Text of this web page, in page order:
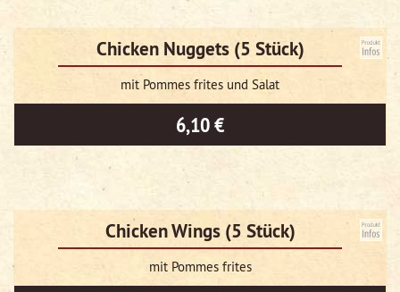
Chicken Nuggets (5 Stück)
mit Pommes frites und Salat
6,10 €
Chicken Wings (5 Stück)
mit Pommes frites